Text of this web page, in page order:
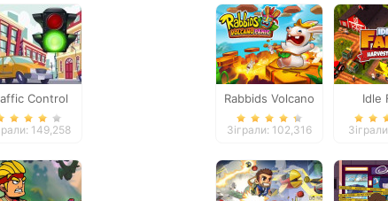
Control
149,258
Rabbids Volcano
Panic
Зіграли: 102,316
Idle